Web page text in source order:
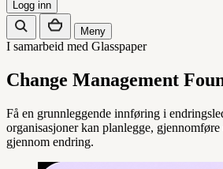
Logg inn
Meny
I samarbeid med Glasspaper
Change Management
Få en grunnleggende innføring i
organisasjoner kan planlegge, gjennomføre
gjennom endring.